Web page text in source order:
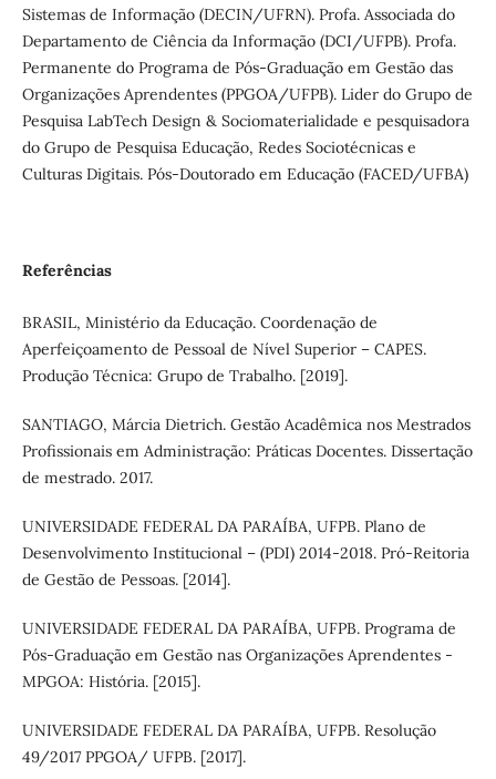
Sistemas de Informação (DECIN/UFRN). Profa. Associada do
Departamento de Ciência da Informação (DCI/UFPB). Profa.
Permanente do Programa de Pós-Graduação em Gestão das
Organizações Aprendentes (PPGOA/UFPB). Lider do Grupo de
Pesquisa LabTech Design & Sociomaterialidade e pesquisadora
do Grupo de Pesquisa Educação, Redes Sociotécnicas e
Culturas Digitais. Pós-Doutorado em Educação (FACED/UFBA)
Referências
BRASIL, Ministério da Educação. Coordenação de
Aperfeiçoamento de Pessoal de Nível Superior – CAPES.
Produção Técnica: Grupo de Trabalho. [2019].
SANTIAGO, Márcia Dietrich. Gestão Acadêmica nos Mestrados
Profissionais em Administração: Práticas Docentes. Dissertação
de mestrado. 2017.
UNIVERSIDADE FEDERAL DA PARAÍBA, UFPB. Plano de
Desenvolvimento Institucional – (PDI) 2014-2018. Pró-Reitoria
de Gestão de Pessoas. [2014].
UNIVERSIDADE FEDERAL DA PARAÍBA, UFPB. Programa de
Pós-Graduação em Gestão nas Organizações Aprendentes -
MPGOA: História. [2015].
UNIVERSIDADE FEDERAL DA PARAÍBA, UFPB. Resolução
49/2017 PPGOA/ UFPB. [2017].